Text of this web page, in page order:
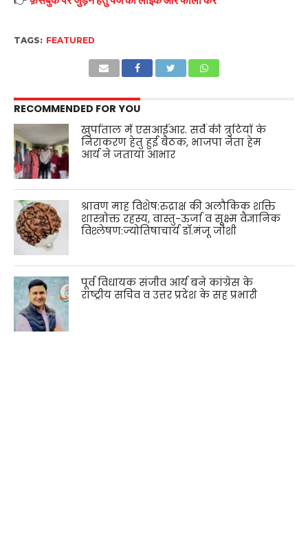
TAGS: FEATURED
RECOMMENDED FOR YOU
खुर्पाताल में एसआईआर. सर्वे की त्रुटियों के
निराकरण हेतु हुई बैठक, भाजपा नेता हेम
आर्य ने जताया आभार
श्रावण माह विशेष:रुद्राक्ष की अलौकिक शक्ति
शास्त्रोक्त रहस्य, वास्तु-ऊर्जा व सूक्ष्म वैज्ञानिक
विश्लेषण:ज्योतिषाचार्य डॉ.मंजू जोशी
पूर्व विधायक संजीव आर्य बने कांग्रेस के
राष्ट्रीय सचिव व उत्तर प्रदेश के सह प्रभारी